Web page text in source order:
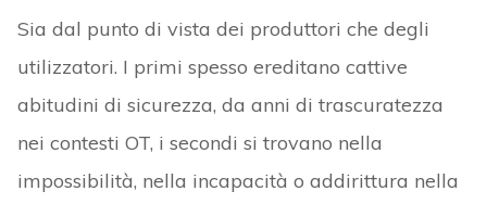
Sia dal punto di vista dei produttori che degli
utilizzatori. I primi spesso ereditano cattive
abitudini di sicurezza, da anni di trascuratezza
nei contesti OT, i secondi si trovano nella
impossibilità, nella incapacità o addirittura nella